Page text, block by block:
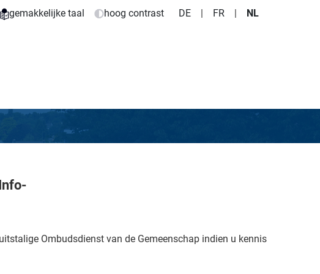
gemakkelijke taal hoog contrast DE | FR | NL
Ombudsdienst van de Gemeenschap indien u kennis